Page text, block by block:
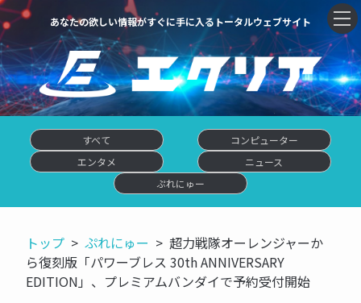
あなたの欲しい情報がすぐに手に入るトータルウェブサイト
すべて
コンピューター
エンタメ
ニュース
ぷれにゅー
トップ ぷれにゅー
超力戦隊オーレンジャーか
ら復刻版「パワーブレス 30th ANNIVERSARY
EDITION」、プレミアムバンダイで予約受付開始